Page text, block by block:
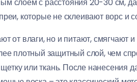
которые не склеивают ворс и
от влаги, но и питают, смягчают
плотный защитный слой, чем
или ткань. После нанесения